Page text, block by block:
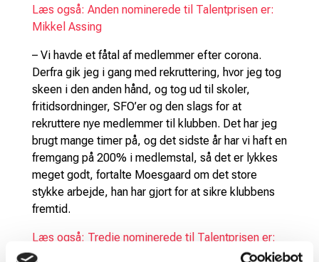
Læs også: Anden nominerede til Talentprisen er:
Mikkel Assing
– Vi havde et fåtal af medlemmer efter corona.
Derfra gik jeg i gang med rekruttering, hvor jeg tog
skeen i den anden hånd, og tog ud til skoler,
fritidsordninger, SFO’er og den slags for at
rekruttere nye medlemmer til klubben. Det har jeg
brugt mange timer på, og det sidste år har vi haft en
fremgang på 200% i medlemstal, så det er lykkes
meget godt, fortalte Moesgaard om det store
stykke arbejde, han har gjort for at sikre klubbens
fremtid.
Læs også: Tredje nominerede til Talentprisen er:
Frank Larsen